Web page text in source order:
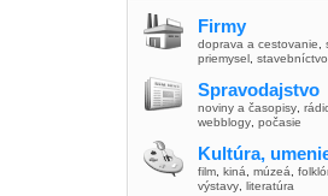
Firmy
doprava a cestovanie
priemysel stavebníctvo
Spravodajstvo
noviny a časopisy
webblogy počasie
Kultúra,
film kiná múzeá
výstavy literatúra